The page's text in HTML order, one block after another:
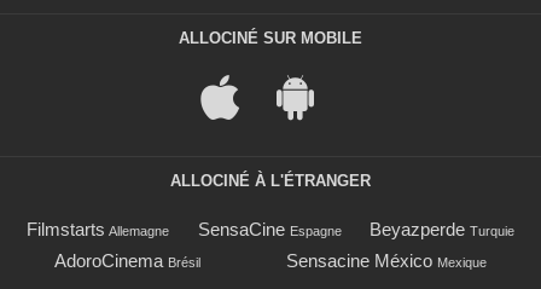
ALLOCINÉ SUR MOBILE
ALLOCINÉ À L'ÉTRANGER
Filmstarts Allemagne SensaCine Espagne Beyazperde Turquie
AdoroCinema Brésil Sensacine México Mexique